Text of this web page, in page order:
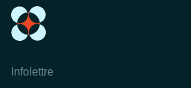
Infolettre